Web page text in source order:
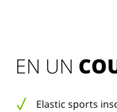
EN UN
Elastic sports